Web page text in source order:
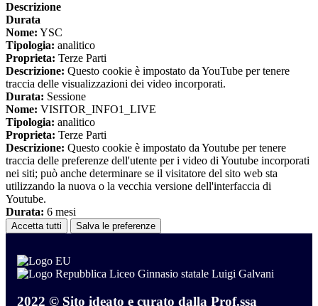
Descrizione
Durata
Nome: YSC
Tipologia: analitico
Proprieta: Terze Parti
Descrizione: Questo cookie è impostato da YouTube per tenere
traccia delle visualizzazioni dei video incorporati.
Durata: Sessione
Nome: VISITOR_INFO1_LIVE
Tipologia: analitico
Proprieta: Terze Parti
Descrizione: Questo cookie è impostato da Youtube per tenere
traccia delle preferenze dell'utente per i video di Youtube incorporati
nei siti; può anche determinare se il visitatore del sito web sta
utilizzando la nuova o la vecchia versione dell'interfaccia di
Youtube.
Durata: 6 mesi
Accetta tutti Salva le preferenze
Liceo Ginnasio statale Luigi Galvani
2022 © Sito ideato e curato dalla Prof.ssa